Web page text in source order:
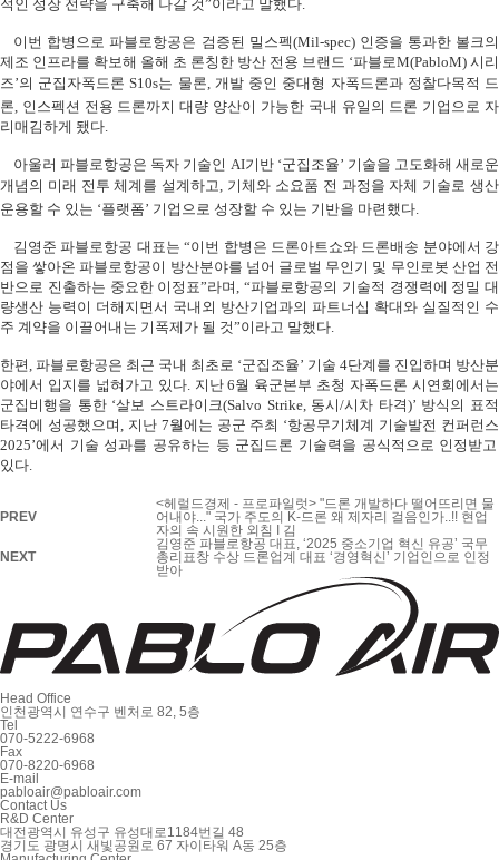
적인 성장 전략을 구축해 나갈 것”이라고 말했다
이번 합병으로 파블로항공은 검증된 밀스펙(Mil-spec) 인증을 통과한 볼크의
제조 인프라를 확보해 올해 초 론칭한 방산 전용 브랜드 ‘파블로M(PabloM) 시리
즈’의 군집자폭드론 S10s는 물론 개발 중인 중대형 자폭드론과 정찰다목적 드
론 인스펙션 전용 드론까지 대량 양산이 가능한 국내 유일의 드론 기업으로 자
리매김하게 됐다
아울러 파블로항공은 독자 기술인 AI기반‘군집조율’ 기술을 고도화해 새로운
개념의 미래 전투 체계를 설계하고
기체와 소요품 전 과정을 자체 기술로 생산
운용할 수 있는 ‘플랫폼’ 기업으로 성장할 수 있는 기반을 마련했다
김영준 파블로항공 대표는“이번 합병은 드론아트쇼와 드론배송 분야에서 강
점을 쌓아온 파블로항공이 방산분야를 넘어 글로벌 무인기 및 무인로봇 산업 전
반으로 진출하는 중요한 이정표”라며 , “파블로항공의 기술적 경쟁력에 정밀 대
량생산 능력이 더해지면서 국내외 방산기업과의 파트너십 확대와 실질적인 수
주 계약을 이끌어내는 기폭제가 될 것”이라고 말했다
한편 파블로항공은 최근 국내 최초로 ‘군집조율’ 기술 4단계를 진입하며 방산분
야에서 입지를 넓혀가고 있다. 지난6월 육군본부 초청 자폭드론 시연회에서는
군집비행을 통한‘살보 스트라이크(Salvo Strike, 동시/시차 타격)’ 방식의 표적
타격에 성공했으며
지난7월에는 공군 주최 ‘항공무기체계 기술발전 컨퍼런스
2025’에서 기술 성과를 공유하는 등 군집드론 기술력을 공식적으로 인정받고
있다
PREV
<헤럴드경제 - 프로파일럿> "드론 개발하다 떨어뜨리면 물
어내야..." 국가 주도의 K-드론 왜 제자리 걸음인가..!! 현업
자의 속 시원한 외침 I 김
NEXT
김영준 파블로항공 대표, ‘2025 중소기업 혁신 유공’ 국무
총리표창 수상 드론업계 대표 ‘경영혁신’ 기업인으로 인정
받아
Head Office
인천광역시 연수구 벤처로 82, 5층
Tel
070-5222-6968
Fax
070-8220-6968
E-mail
pabloair@pabloair.com
Contact Us
R&D Center
대전광역시 유성구 유성대로1184번길 48
경기도 광명시 새빛공원로 67 자이타워 A동 25층